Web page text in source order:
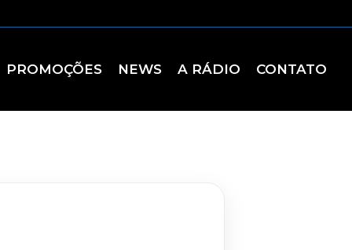
PROMOÇÕES NEWS A RÁDIO CONTATO